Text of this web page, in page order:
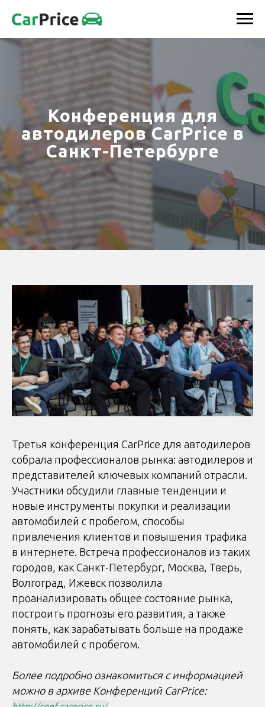
Конференция для
автодилеров CarPrice в
Санкт-Петербурге
Третья конференция CarPrice для автодилеров
собрала профессионалов рынка: автодилеров и
представителей ключевых компаний отрасли.
Участники обсудили главные тенденции и
новые инструменты покупки и реализации
автомобилей с пробегом, способы
привлечения клиентов и повышения трафика
в интернете. Встреча профессионалов из таких
городов, как Санкт-Петербург, Москва, Тверь,
Волгоград, Ижевск позволила
проанализировать общее состояние рынка,
построить прогнозы его развития, а также
понять, как зарабатывать больше на продаже
автомобилей с пробегом.
Более подробно ознакомиться с информацией
можно в архиве Конференций CarPrice: